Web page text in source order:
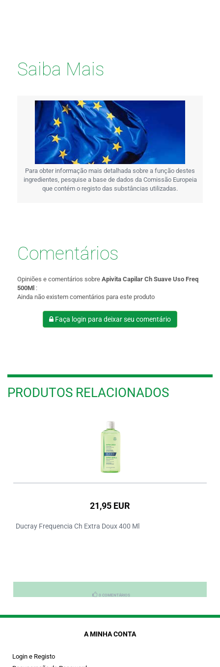
Saiba Mais
Para obter informação mais detalhada sobre a função destes
ingredientes, pesquise a base de dados da Comissão Europeia
que contém o registo das substâncias utilizadas.
Comentários
Opiniões e comentários sobre Apivita Capilar Ch Suave Uso Freq
500Ml :
Ainda não existem comentários para este produto
Faça login para deixar seu comentário
PRODUTOS RELACIONADOS
21,95 EUR
Ducray Frequencia Ch Extra Doux 400 Ml
0 COMENTÁRIOS
A MINHA CONTA
Login e Registo